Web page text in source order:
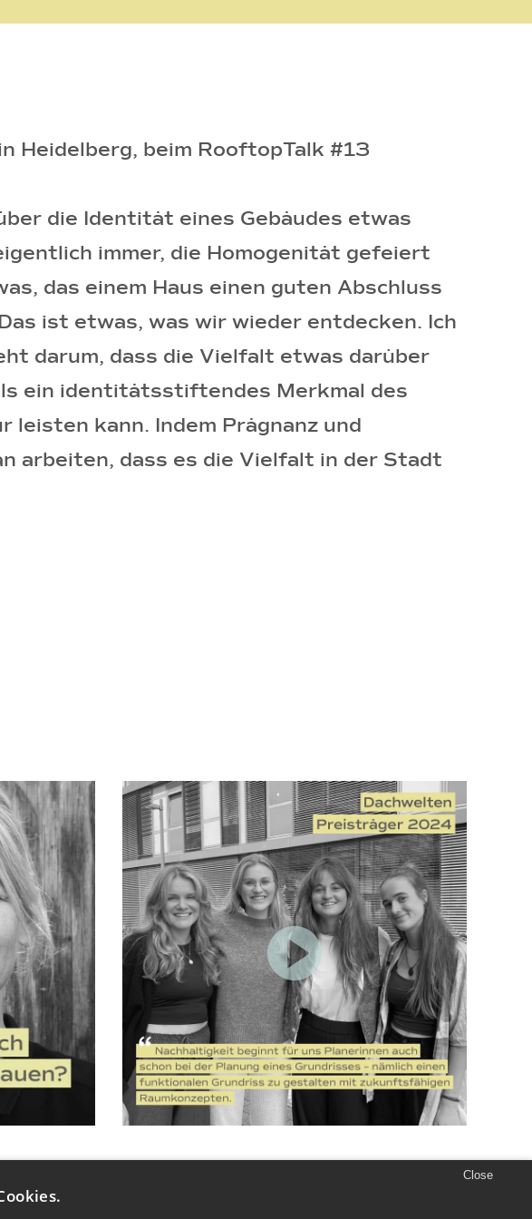
Heidelberg, beim RooftopTalk #13
die Identität eines Gebäudes etwas
immer, die Homogenität gefeiert
das einem Haus einen guten Abschluss
ist etwas, was wir wieder entdecken. Ich
darum, dass die Vielfalt etwas darüber
ein identitätsstiftendes Merkmal des
leisten kann. Indem Prägnanz und
arbeiten, dass es die Vielfalt in der Stadt
Close